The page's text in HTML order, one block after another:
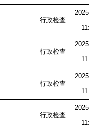
行政检查
行政检查
行政检查
行政检查